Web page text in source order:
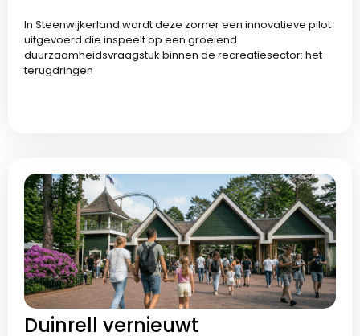
In Steenwijkerland wordt deze zomer een innovatieve pilot
uitgevoerd die inspeelt op een groeiend
duurzaamheidsvraagstuk binnen de recreatiesector: het
terugdringen
Duinrell vernieuwt